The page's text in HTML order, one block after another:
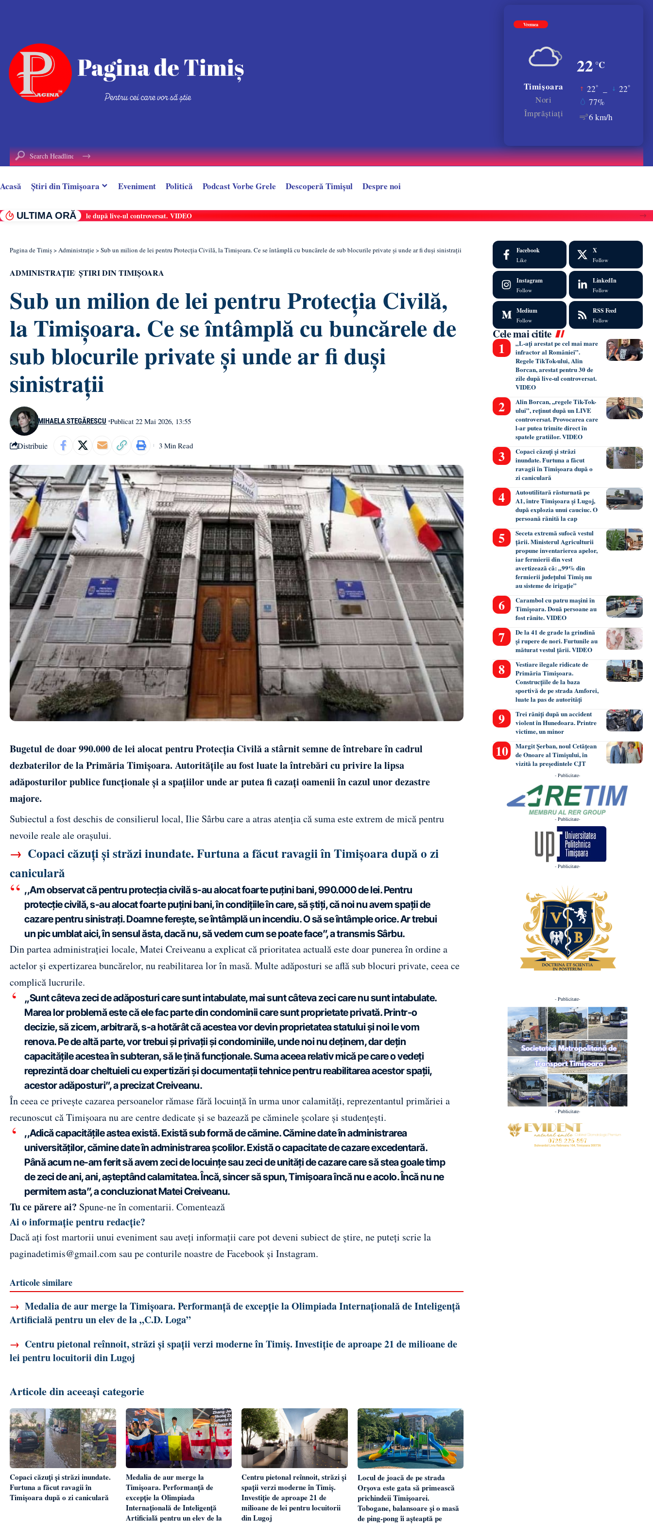
Vremea
22 °C
Timișoara
Nori
Împrăștiați
22° 22°
77%
6 km/h
Acasă Știri din Timișoara Eveniment Politică Podcast Vorbe Grele Descoperă Timișul Despre noi
ULTIMA ORĂ Alin Borcan, ,,regele Tik-Tok-ului”, reținut după un LIVE controversat. Provocarea care l-ar putea trimite direct în spatele gratiilor. VIDEO
Pagina de Timiș>Administrație>Sub un milion de lei pentru Protecția Civilă, la Timișoara. Ce se întâmplă cu buncărele de sub blocurile private și unde ar fi duși sinistrații
ADMINISTRAȚIE ȘTIRI DIN TIMIȘOARA
Sub un milion de lei pentru Protecția Civilă,
la Timișoara. Ce se întâmplă cu buncărele de
sub blocurile private și unde ar fi duși
sinistrații
MIHAELA STEGĂRESCU Publicat 22 Mai 2026, 13:55
Distribuie 3 Min Read
Bugetul de doar 990.000 de lei alocat pentru Protecția Civilă a stârnit semne de întrebare în cadrul
dezbaterilor de la Primăria Timișoara. Autoritățile au fost luate la întrebări cu privire la lipsa
adăposturilor publice funcționale și a spațiilor unde ar putea fi cazați oamenii în cazul unor dezastre
majore.
Subiectul a fost deschis de consilierul local, Ilie Sârbu care a atras atenția că suma este extrem de mică pentru
nevoile reale ale orașului.
→ Copaci căzuți și străzi inundate. Furtuna a făcut ravagii în Timișoara după o zi
caniculară
,,Am observat că pentru protecția civilă s-au alocat foarte puțini bani, 990.000 de lei. Pentru
protecție civilă, s-au alocat foarte puțini bani, în condițiile în care, să știți, că noi nu avem spații de
cazare pentru sinistrați. Doamne ferește, se întâmplă un incendiu. O să se întâmple orice. Ar trebui
un pic umblat aici, în sensul ăsta, dacă nu, să vedem cum se poate face”, a transmis Sârbu.
Din partea administrației locale, Matei Creiveanu a explicat că prioritatea actuală este doar punerea în ordine a
actelor și expertizarea buncărelor, nu reabilitarea lor în masă. Multe adăposturi se află sub blocuri private, ceea ce
complică lucrurile.
„Sunt câteva zeci de adăposturi care sunt intabulate, mai sunt câteva zeci care nu sunt intabulate.
Marea lor problemă este că ele fac parte din condominii care sunt proprietate privată. Printr-o
decizie, să zicem, arbitrară, s-a hotărât că acestea vor devin proprietatea statului și noi le vom
renova. Pe de altă parte, vor trebui și privații și condominiile, unde noi nu deținem, dar dețin
capacitățile acestea în subteran, să le țină funcționale. Suma aceea relativ mică pe care o vedeți
reprezintă doar cheltuieli cu expertizări și documentații tehnice pentru reabilitarea acestor spații,
acestor adăposturi”, a precizat Creiveanu.
În ceea ce privește cazarea persoanelor rămase fără locuință în urma unor calamități, reprezentantul primăriei a
recunoscut că Timișoara nu are centre dedicate și se bazează pe căminele școlare și studențești.
,,Adică capacitățile astea există. Există sub formă de cămine. Cămine date în administrarea
universităților, cămine date în administrarea școlilor. Există o capacitate de cazare excedentară.
Până acum ne-am ferit să avem zeci de locuințe sau zeci de unități de cazare care să stea goale timp
de zeci de ani, ani, așteptând calamitatea. Încă, sincer să spun, Timișoara încă nu e acolo. Încă nu ne
permitem asta”, a concluzionat Matei Creiveanu.
Tu ce părere ai? Spune-ne în comentarii. Comentează
Ai o informație pentru redacție?
Dacă ați fost martorii unui eveniment sau aveți informații care pot deveni subiect de știre, ne puteți scrie la
paginadetimis@gmail.com sau pe conturile noastre deFacebook și Instagram.
Articole similare
→ Medalia de aur merge la Timișoara. Performanță de excepție la Olimpiada Internațională de Inteligență
Artificială pentru un elev de la „C.D. Loga”
→ Centru pietonal reînnoit, străzi și spații verzi moderne în Timiș. Investiție de aproape 21 de milioane de
lei pentru locuitorii din Lugoj
Articole din aceeași categorie
Copaci căzuți și străzi inundate.
Furtuna a făcut ravagii în
Timișoara după o zi caniculară
Medalia de aur merge la
Timișoara. Performanță de
excepție la Olimpiada
Internațională de Inteligență
Artificială pentru un elev de la
Centru pietonal reînnoit, străzi și
spații verzi moderne în Timiș.
Investiție de aproape 21 de
milioane de lei pentru locuitorii
din Lugoj
Locul de joacă de pe strada
Orșova este gata să primească
prichindeii Timișoarei.
Tobogane, balansoare și o masă
de ping-pong îi așteaptă pe
Facebook
Like
X
Follow
Instagram
Follow
LinkedIn
Follow
Medium
Follow
RSS Feed
Follow
Cele mai citite
„L-ați arestat pe cel mai mare
infractor al României”.
Regele TikTok-ului, Alin
Borcan, arestat pentru 30 de
zile după live-ul controversat.
VIDEO
Alin Borcan, ,,regele Tik-Tok-
ului”, reținut după un LIVE
controversat. Provocarea care
l-ar putea trimite direct în
spatele gratiilor. VIDEO
Copaci căzuți și străzi
inundate. Furtuna a făcut
ravagii în Timișoara după o
zi caniculară
Autoutilitară răsturnată pe
A1, între Timișoara și Lugoj,
după explozia unui cauciuc. O
persoană rănită la cap
Seceta extremă sufocă vestul
țării. Ministerul Agriculturii
propune inventarierea apelor,
iar fermierii din vest
avertizează că: „99% din
fermierii județului Timiș nu
au sisteme de irigație”
Carambol cu patru mașini în
Timișoara. Două persoane au
fost rănite. VIDEO
De la 41 de grade la grindină
și rupere de nori. Furtunile au
măturat vestul țării. VIDEO
Vestiare ilegale ridicate de
Primăria Timișoara.
Construcțiile de la baza
sportivă de pe strada Amforei,
luate la pas de autorități
Trei răniți după un accident
violent în Hunedoara. Printre
victime, un minor
Margit Șerban, noul Cetățean
de Onoare al Timișului, în
vizită la președintele CJT
- Publicitate-
- Publicitate-
- Publicitate-
- Publicitate-
- Publicitate-